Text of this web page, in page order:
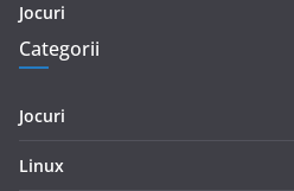
Jocuri
Categorii
Jocuri
Linux